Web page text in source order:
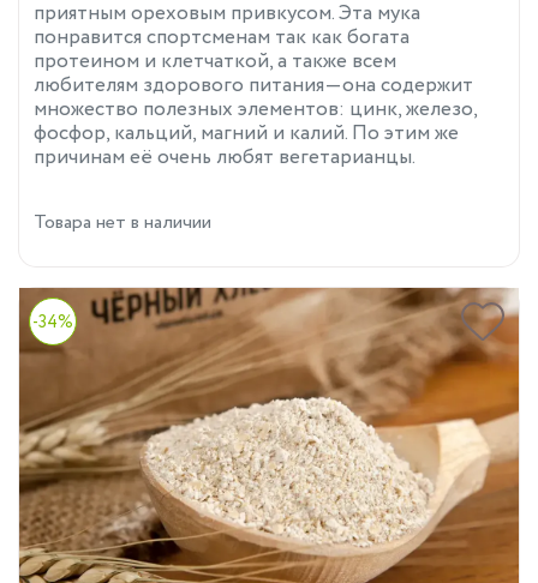
приятным ореховым привкусом. Эта мука
понравится спортсменам так как богата
протеином и клетчаткой, а также всем
любителям здорового питания—она содержит
множество полезных элементов: цинк, железо,
фосфор, кальций, магний и калий. По этим же
причинам её очень любят вегетарианцы.
Товара нет в наличии
-34%